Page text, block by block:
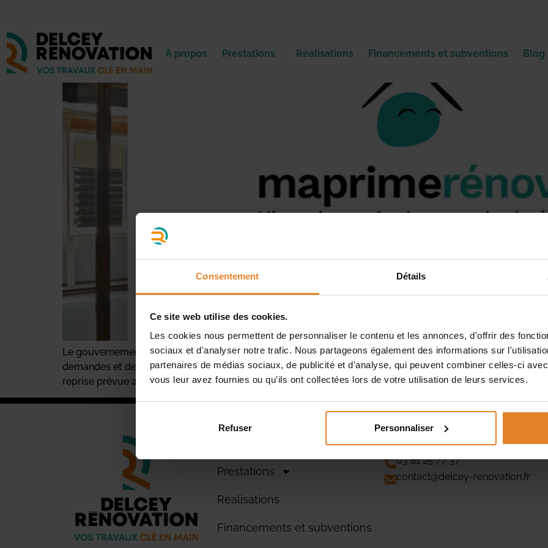
Consentement Détails
Ce site web utilise des cookies.
Les cookies nous permettent de personnaliser le contenu et les annonces, d'offrir des
sociaux et d'analyser notre trafic. Nous partageons également des informations sur
partenaires de médias sociaux, de publicité et d'analyse, qui peuvent combiner celles-ci
vous leur avez fournies ou qu'ils ont collectées lors de votre utilisation de leurs services.
Refuser Personnaliser
À propos Prestations Réalisations Financements et subventions Blog
Suspension MaPrimeRénov’ dès juillet 2025 : quelles
Le gouvernement a annoncé la suspension de MaPrimeRénov’ à partir du 1er juillet 2025. Cette pause
demandes et de dossiers frauduleux. Bien que cette interruption puisse inquiéter les propriétaires, elle
reprise prévue avant la fin de l’année. MaPrimeRénov’ suspendue : quelles alternatives […]
Prestations
Réalisations
Financements et subventions
CONTACTEZ-NOUS
22 rue des papeteries
03 81 25 77 37
contact@delcey-renovation.fr